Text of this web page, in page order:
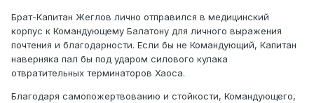
Брат-Капитан Жеглов лично отправился в медицинский
корпус к Командующему Балатону для личного выражения
почтения и благодарности. Если бы не Командующий, Капитан
наверняка пал бы под ударом силового кулака
отвратительных терминаторов Хаоса.
Благодаря самопожертвованию и стойкости, Командующего,